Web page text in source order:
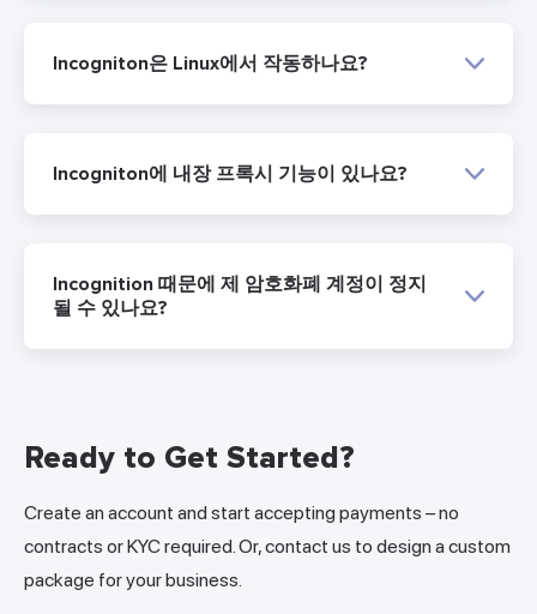
Incogniton은 Linux에서 작동하나요?
Incogniton에 내장 프록시 기능이 있나요?
Incognition 때문에 제 암호화폐 계정이 정지
될 수 있나요?
Ready to Get Started?
Create an account and start accepting payments – no
contracts or KYC required. Or, contact us to design a custom
package for your business.